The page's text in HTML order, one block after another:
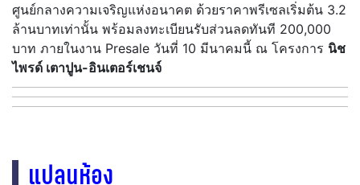
ศูนย์กลางความเจริญแห่งอนาคต ด้วยราคาพรีเซลเริ่มต้น 3.2
ล้านบาทเท่านั้น พร้อมลงทะเบียนรับส่วนลดทันที 200,000
บาท ภายในงาน Presale วันที่ 10 มีนาคมนี้ ณ โครงการ นิช
ไพรด์ เตาปูน-อินเตอร์เชนจ์
แปลนห้อง